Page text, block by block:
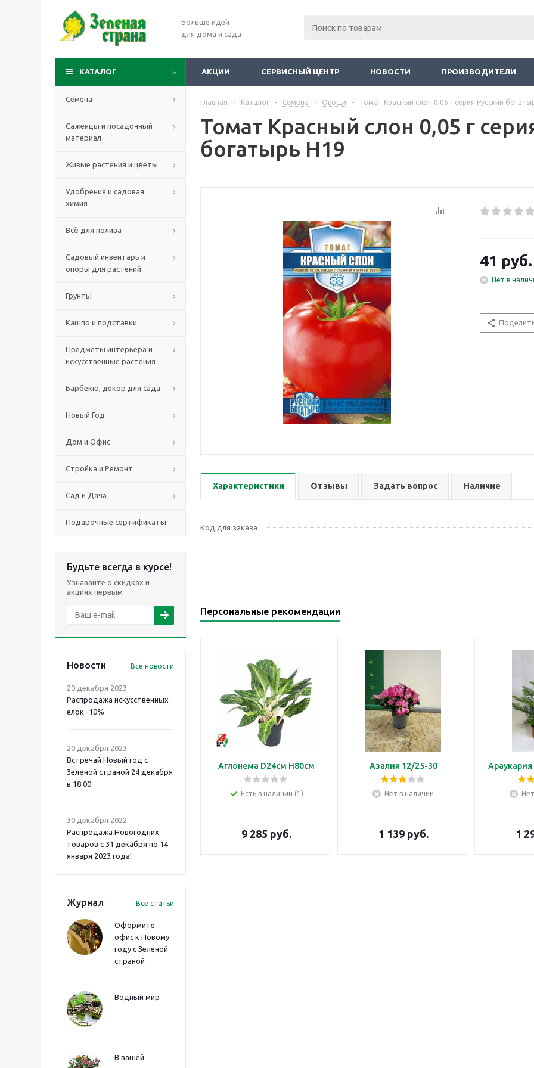
Больше идей
для дома и сада
КАТАЛОГ АКЦИИ СЕРВИСНЫЙ ЦЕНТР НОВОСТИ ПРОИЗВОДИТЕЛИ
Семена
Саженцы и посадочный
материал
Живые растения и цветы
Удобрения и садовая
химия
Всё для полива
Садовый инвентарь и
опоры для растений
Грунты
Кашпо и подставки
Предметы интерьера и
искусственные растения
Барбекю, декор для сада
Новый Год
Дом и Офис
Стройка и Ремонт
Сад и Дача
Подарочные сертификаты
Будьте всегда в курсе!
Узнавайте о скидках и
акциях первым
Новости Все новости
20 декабря 2023
Распродажа искусственных
елок -10%
20 декабря 2023
Встречай Новый год с
Зелёной страной 24 декабря
в 18.00
30 декабря 2022
Распродажа Новогодних
товаров с 31 декабря по 14
января 2023 года!
Журнал Все статьи
Оформите
офис к Новому
году с Зеленой
страной
Водный мир
В вашей
Главная - Каталог - Семена - Овощи - Томат Красный слон 0,05 г серия Русский
Томат Красный слон 0,05 г
богатырь Н19
41 руб.
Нет в
Характеристики Отзывы Задать вопрос Наличие
Код для заказа
Персональные рекомендации
Аглонема D24см H80см
Есть в наличии (1)
9 285 руб.
Азалия 12/25-30
Нет в наличии
1 139руб.
Араукария
1